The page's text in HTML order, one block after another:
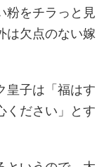
粉をチラっと見
は欠点のない嫁
皇子は「福はす
ください」とす